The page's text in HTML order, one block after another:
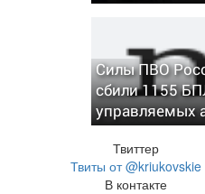
Силы ПВО
сбили 1155
управляемых
Твиттер
Твиты от @kriukovskie
В контакте